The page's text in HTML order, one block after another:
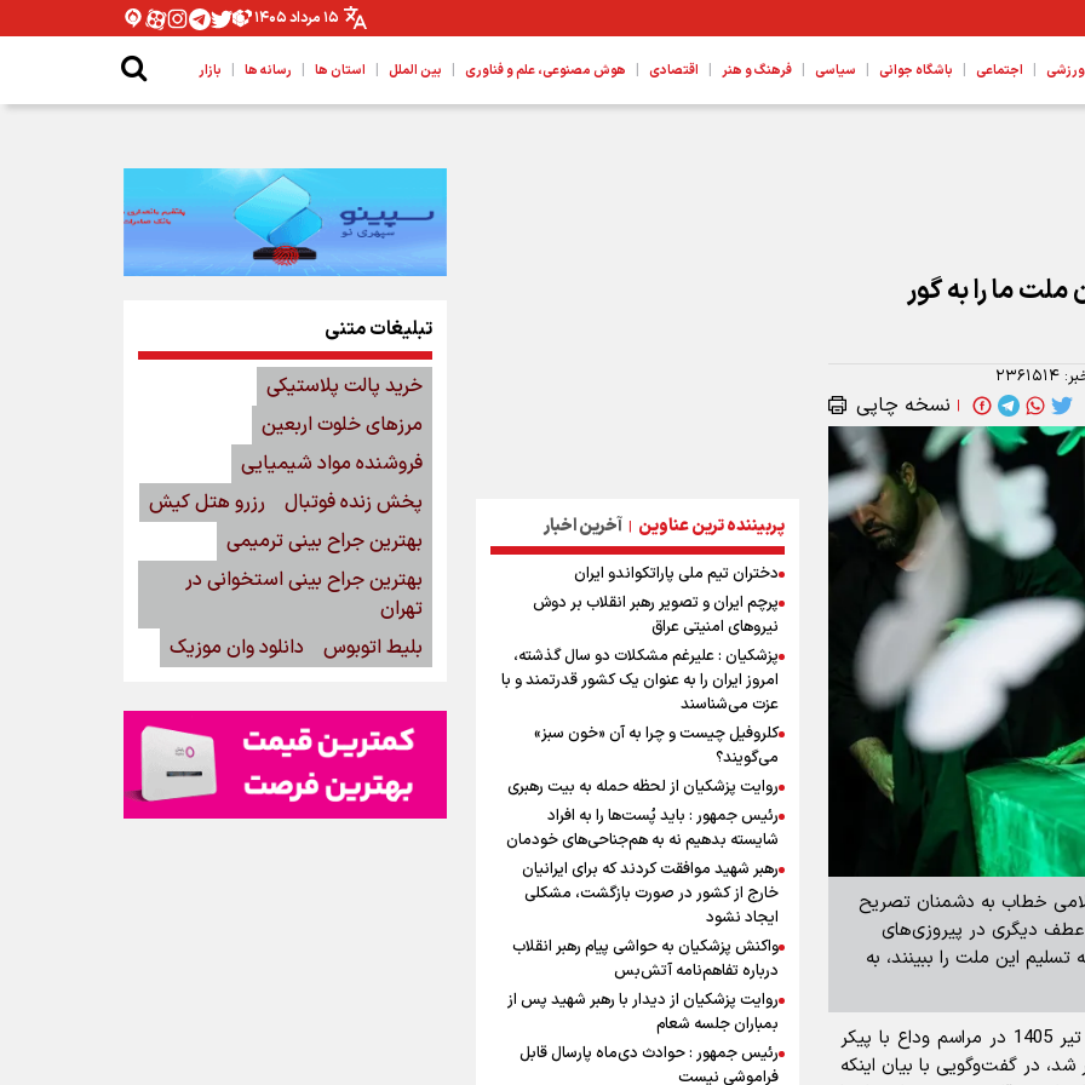
۱۵ مرداد ۱۴۰۵
ورزشی | اجتماعی | باشگاه جوانی | سیاسی | فرهنگ و هنر | اقتصادی | هوش مصنوعی، علم و فناوری | بین الملل | استان ها | رسانه ها | بازار
ما را به گور
۲۳۶۱۵۱۴
| نسخه چاپی
خطاب به دشمنان تصریح
عطف دیگری در پیروزی‌های
این ملت را ببینند، به
به گزارش برنا، سردار احمد وحیدی شامگاه پنجشنبه ۱۱ تیر 1405 در مراسم وداع با پیکر
در گفت‌وگویی با بیان اینکه
پربیننده ترین عناوین | آخرین اخبار
دختران تیم ملی پاراتکواندو ایران
پرچم ایران و تصویر رهبر انقلاب بر دوش
نیروهای امنیتی عراق
پزشکیان : علیرغم مشکلات دو سال گذشته،
امروز ایران را به عنوان یک کشور قدرتمند و با
عزت می‌شناسند
کلروفیل چیست و چرا به آن «خون سبز»
می‌گویند؟
روایت پزشکیان از لحظه حمله به بیت رهبری
رئیس جمهور : باید پُست‌ها را به افراد
شایسته بدهیم نه به هم‌جناحی‌های خودمان
رهبر شهید موافقت کردند که برای ایرانیان
خارج از کشور در صورت بازگشت، مشکلی
ایجاد نشود
واکنش پزشکیان به حواشی پیام رهبر انقلاب
درباره تفاهم‌نامه آتش‌بس
روایت پزشکیان از دیدار با رهبر شهید پس از
بمباران جلسه شعام
رئیس جمهور : حوادث دی‌ماه پارسال قابل
فراموشی نیست
تبلیغات متنی
خرید پالت پلاستیکی
مرزهای خلوت اربعین
فروشنده مواد شیمیایی
پخش زنده فوتبال
رزرو هتل کیش
بهترین جراح بینی ترمیمی
بهترین جراح بینی استخوانی در
تهران
بلیط اتوبوس
دانلود وان موزیک